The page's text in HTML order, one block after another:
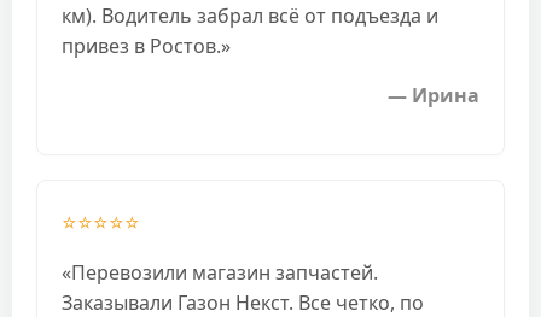
км). Водитель забрал всё от подъезда и
привез в Ростов.»
— Ирина
⭐⭐⭐⭐⭐
«Перевозили магазин запчастей.
Заказывали Газон Некст. Все четко, по